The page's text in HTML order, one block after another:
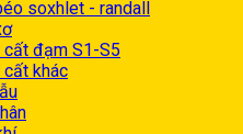
soxhlet - randall
đạm S1-S5
khác